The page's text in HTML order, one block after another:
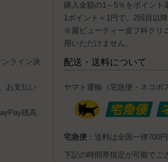
ライン決
お支払い
残高
購入金額の1～5％をポイント
1ポイント＝1円で、2回目以
※麗ビューティー皮フ科クリ
用いただけません。
配送・送料について
ヤマト運輸（宅急便・ネコポ
宅急便：送料は全国一律700
下記の時間帯指定が可能でご